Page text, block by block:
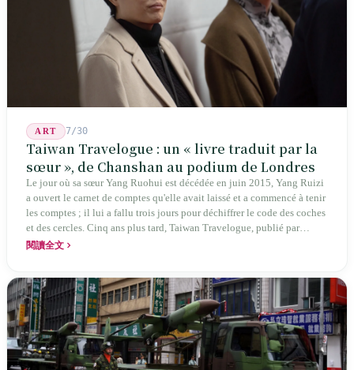
ART 7/30
Taiwan Travelogue : un « livre traduit par la
sœur », de Chanshan au podium de Londres
Le jour où sa sœur Yang Ruohui est décédée en juin 2015, Yang Ruizi
a ouvert le carnet de comptes qu'elle avait laissé et a commencé à tenir
les comptes ; il lui a fallu trois jours pour déchiffrer le code des coches
et des cercles. Cinq ans plus tard, Taiwan Travelogue, publié par
Chanshan, portait la mention « par Chihako Aoyama, traduit par Yang
traduit un livre inexistant sous le nom de sa sœur.
閱讀全文